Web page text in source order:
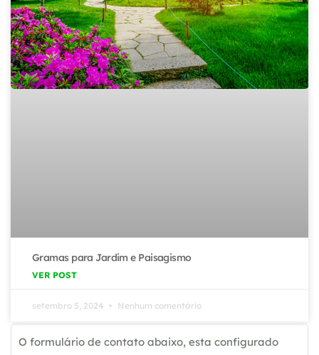
Gramas para Jardim e Paisagismo
VER POST
setembro 5, 2024 Nenhum comentário
O formulário de contato abaixo, esta configurado